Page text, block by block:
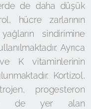
de daha düşük
hücre zarlarının
sindirimine
Ayrıca
K vitaminlerinin
Kortizol,
progesteron
de yer alan